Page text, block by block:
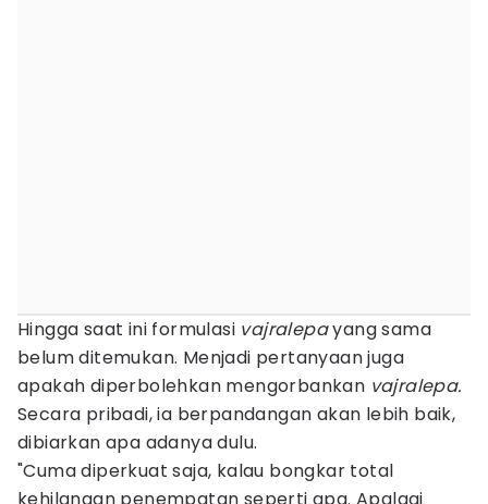
Hingga saat ini formulasi vajralepayang sama
belum ditemukan. Menjadi pertanyaan juga
apakah diperbolehkan mengorbankan vajralepa.
Secara pribadi, ia berpandangan akan lebih baik,
dibiarkan apa adanya dulu.
"Cuma diperkuat saja, kalau bongkar total